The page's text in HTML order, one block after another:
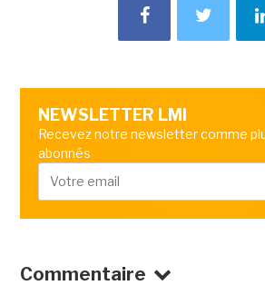
NEWSLETTER LMI
Recevez notre newsletter comme
abonnés
Commentaire